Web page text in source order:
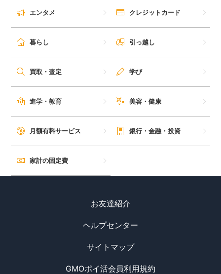
特集一覧
GMOポイ活の使い方
ヘルプセンター
エンタメ クレジットカード
暮らし 引っ越し
買取・査定 学び
進学・教育 美容・健康
月額有料サービス 銀行・金融・投資
家計の固定費
お友達紹介
ヘルプセンター
サイトマップ
GMOポイ活会員利用規約